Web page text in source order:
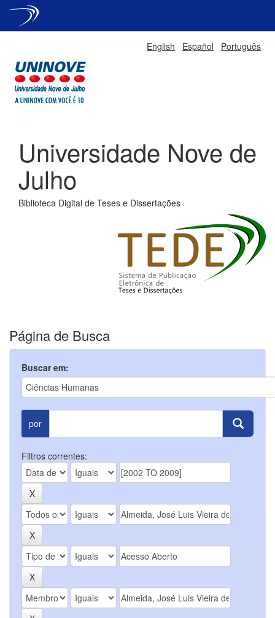
English Español Português
Universidade Nove de
Julho
Biblioteca Digital de Teses e Dissertações
Página de Busca
Buscar em:
por
Filtros correntes: